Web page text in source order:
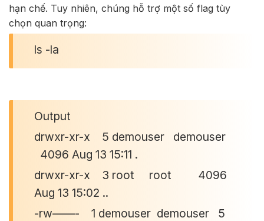
hạn chế. Tuy nhiên, chúng hỗ trợ một số flag tùy
chọn quan trọng:
ls -la
Output
drwxr-xr-x 5 demouser demouser
4096 Aug 13 15:11 .
drwxr-xr-x 3 root root 4096
Aug 13 15:02 ..
-rw——- 1 demouser demouser 5